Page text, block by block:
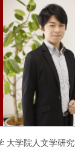
大学院人文学